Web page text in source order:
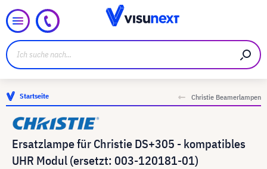
Startseite Christie Beamerlampen
Ersatzlampe für Christie DS+305 - kompatibles
UHR Modul (ersetzt: 003-120181-01)